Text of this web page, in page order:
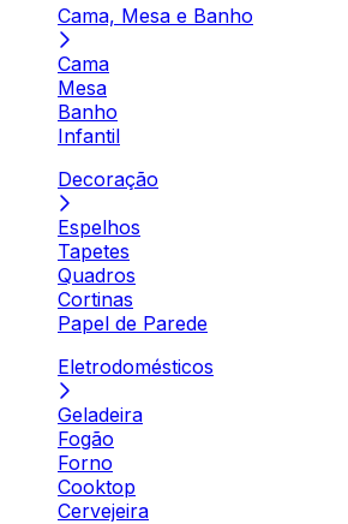
Cama, Mesa e Banho
Cama
Mesa
Banho
Infantil
Decoração
Espelhos
Tapetes
Quadros
Cortinas
Papel de Parede
Eletrodomésticos
Geladeira
Fogão
Forno
Cooktop
Cervejeira